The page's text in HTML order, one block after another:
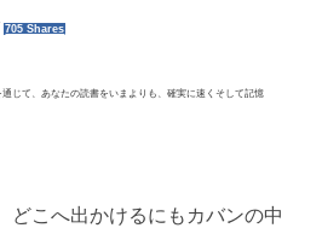
705 Shares
じて、あなたの読書をいまよりも、確実に速くそして記憶
どこへ出かけるにもカバンの中